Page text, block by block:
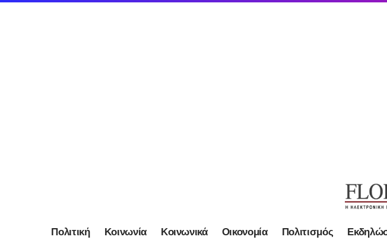
Πολιτική Κοινωνία Κοινωνικά Οικονομία Πολιτισμός